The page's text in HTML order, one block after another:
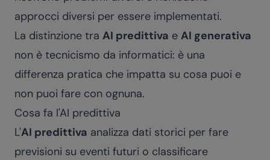
approcci diversi per essere implementati.
La distinzione tra AI predittiva e AI generativa
non è tecnicismo da informatici: è una
differenza pratica che impatta su cosa puoi e
non puoi fare con ognuna.
Cosa fa l'AI predittiva
L'AI predittiva analizza dati storici per fare
previsioni su eventi futuri o classificare